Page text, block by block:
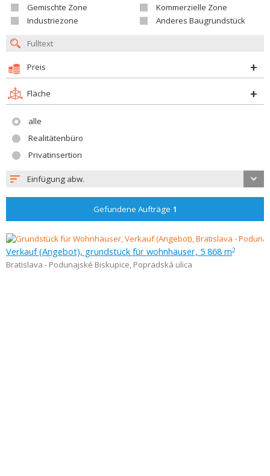
Gemischte Zone
Kommerzielle Zone
Industriezone
Anderes Baugrundstück
Preis
Fläche
alle
Realitätenbüro
Privatinsertion
Einfügung abw.
Gefundene Aufträge 1
Verkauf (Angebot), grundstück für wohnhäuser, 5 868 m2
Bratislava - Podunajské Biskupice, Popradská ulica